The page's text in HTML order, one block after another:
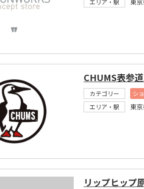
エリア・駅
CHUMS表参
カテゴリー シ
エリア・駅
東
リップヒップ